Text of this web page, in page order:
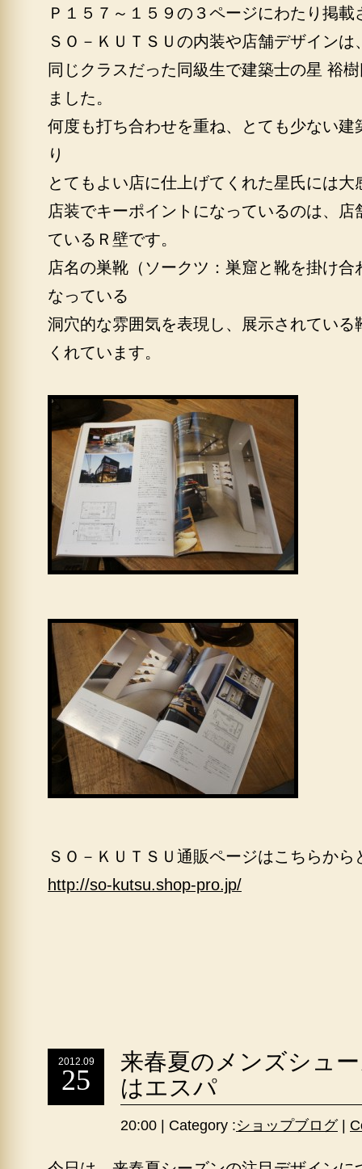
Ｐ１５７～１５９の３ページにわたり掲載
ＳＯ－ＫＵＴＳＵの内装や店舗デザインは
同じクラスだった同級生で建築士の星 裕
ました。
何度も打ち合わせを重ね、とても少ない建
り
とてもよい店に仕上げてくれた星氏には大
店装でキーポイントになっているのは、
ているＲ壁です。
店名の巣靴（ソークツ：巣窟と靴を掛け
なっている
洞穴的な雰囲気を表現し、展示されている
くれています。
ＳＯ－ＫＵＴＳＵ通販ページはこちらから
http://so-kutsu.shop-pro.jp/
2012.09
25
来春夏のメンズシュ
はエスパ
20:00 | Category :ショップブログ|